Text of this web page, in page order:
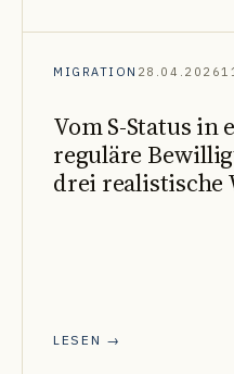
MIGRATION 28.04.2026
Vom S-Status in
reguläre
drei realistische
LESEN →